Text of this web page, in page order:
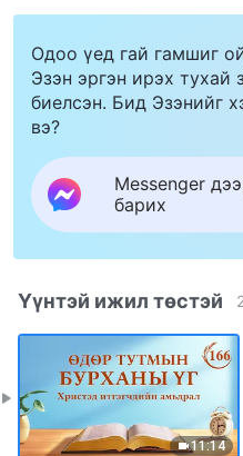
Одоо үед гай гамшиг
Эзэн эргэн ирэх тухай
биелсэн. Бид Эзэнийг
вэ?
Messenger
барих
Үүнтэй ижил төстэй
11:14